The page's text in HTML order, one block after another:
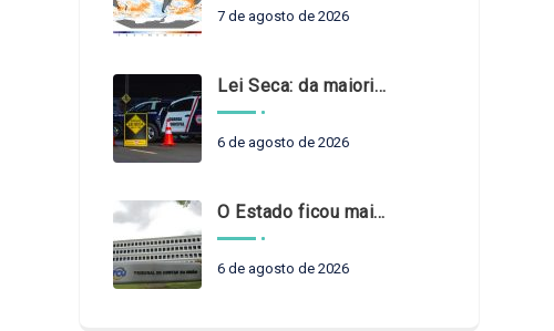
7 de agosto de 2026
Lei Seca: da maioridade à maturidade
6 de agosto de 2026
O Estado ficou mais complexo. O controle precisa acompanhar
6 de agosto de 2026